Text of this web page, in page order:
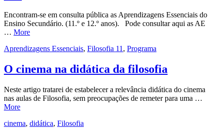
Encontram-se em consulta pública as Aprendizagens Essenciais do
Ensino Secundário. (11.º e 12.º anos). Pode consultar aqui as AE
… More
Aprendizagens Essenciais, Filosofia 11, Programa
O cinema na didática da filosofia
Neste artigo tratarei de estabelecer a relevância didática do cinema
nas aulas de Filosofia, sem preocupações de remeter para uma …
More
cinema, didática, Filosofia